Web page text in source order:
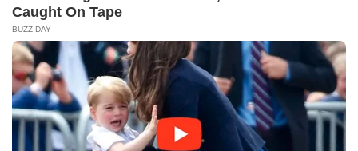
Tentang Katadata Advertising
Pedoman Media Siber
Kebijakan Privasi
Disclaimer
Hubungi Kami
©2026 Katadata. Hak cipta dilindungi Undang-undang.